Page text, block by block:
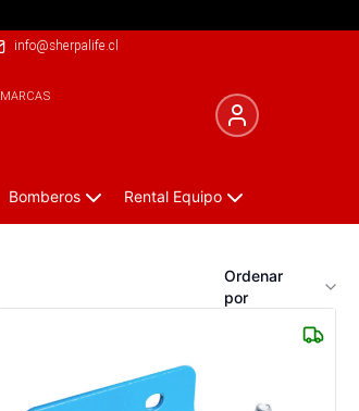
info@sherpalife.cl
MARCAS
Bomberos Rental Equipo
Ordenar
por